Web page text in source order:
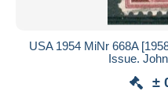
USA 1954 MiNr 668A
Issue.
±